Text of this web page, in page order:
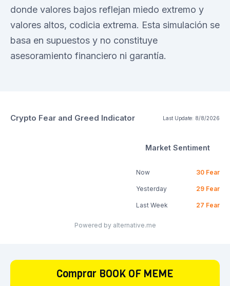
donde valores bajos reflejan miedo extremo y
valores altos, codicia extrema. Esta simulación se
basa en supuestos y no constituye
asesoramiento financiero ni garantía.
Crypto Fear and Greed Indicator Last Update: 8/8/2026
Market Sentiment
Now 30 Fear
Yesterday 29 Fear
Last Week 27 Fear
Powered by alternative.me
Comprar BOOK OF MEME